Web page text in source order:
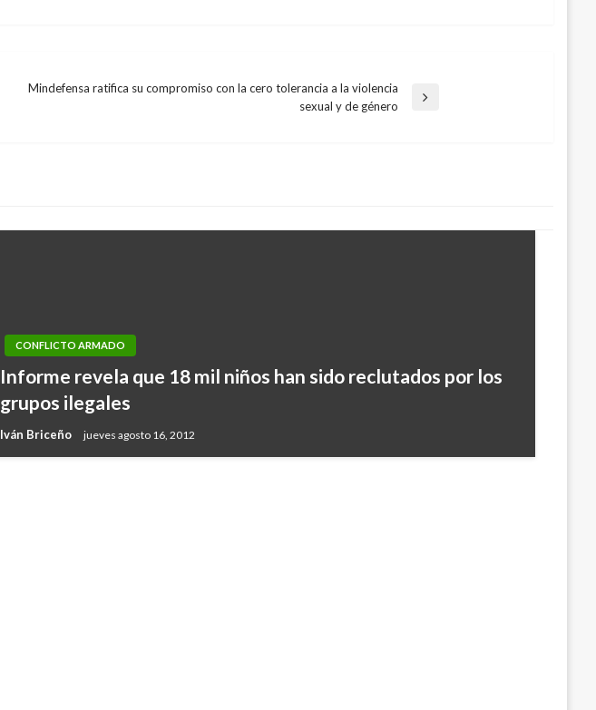
Mindefensa ratifica su compromiso con la cero tolerancia a la violencia
sexual y de género
CONFLICTO ARMADO
Informe revela que 18 mil niños han sido reclutados por los
grupos ilegales
Iván Briceño jueves agosto 16, 2012
Exfiscal anticorrupción Gustavo Moreno acepta cargos y
pide perdón por haber recibido «un par de dólares»